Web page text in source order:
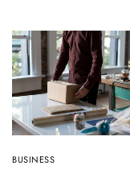
BUSINESS